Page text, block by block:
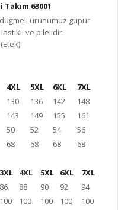
63001
ürünümüz güpür
lastikli ve pilelidir.
4XL 5XL 6XL
7XL
130 136 142
148
143 149 155
161
50 52 54
56
68 68 68
68
3XL 4XL 5XL 6XL
7XL
86 88 90 92
94
100 100 100 100 100